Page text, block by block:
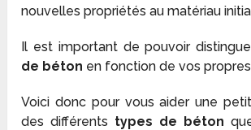
nouvelles propriétés au matériau
Il est important de pouvoir
de béton en fonction de vos
Voici donc pour vous aider une
des différents types de béton